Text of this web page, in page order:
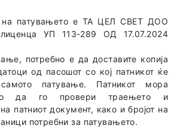
на патувањето е TA ЦЕЛ СВЕТ ДОО
УП 113-289 ОД 17.07.2024
потребно е да доставите копија
од пасошот со кој патникот ќе
патување. Патникот мора
да го провери траењето и
патниот документ, како и бројот на
потребни за патувањето.